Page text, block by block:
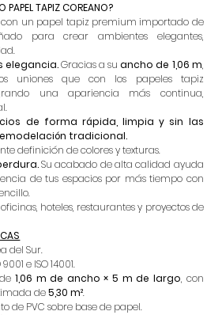
PAPEL TAPIZ COREANO?
con un papel tapiz premium importado de
para crear ambientes elegantes,
elegancia.Gracias a suancho de 1,06 m,
uniones que con los papeles tapiz
una apariencia más continua,
de forma rápida, limpia y sin las
tradicional.
definición de colores y texturas.
Su acabado de alta calidad ayuda
de tus espacios por más tiempo con
hoteles, restaurantes y proyectos de
del Sur.
9001 e ISO 14001.
1,06 m de ancho × 5 m de largo, con
de5,30 m².
de PVC sobre base de papel.